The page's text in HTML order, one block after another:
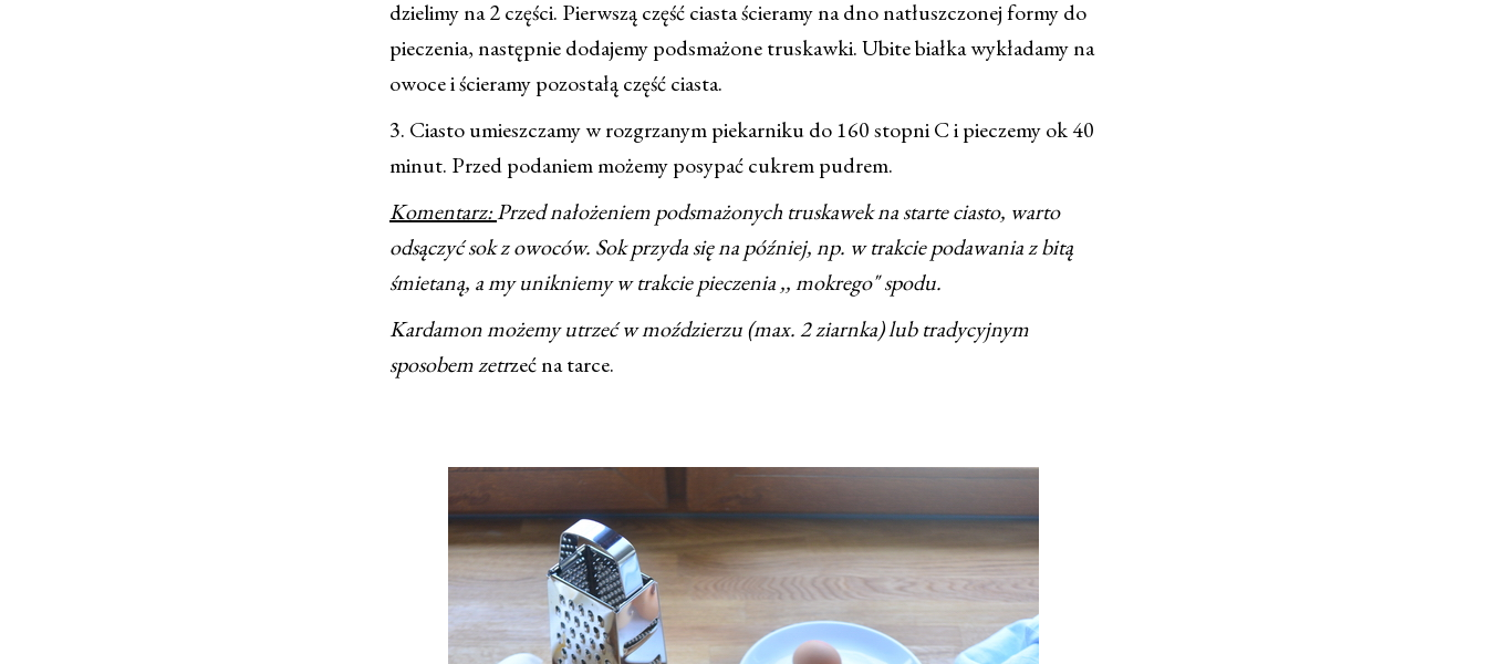
dzielimy na 2 części. Pierwszą część ciasta ścieramy na dno natłuszczonej formy do
pieczenia, następnie dodajemy podsmażone truskawki. Ubite białka wykładamy na
owoce i ścieramy pozostałą część ciasta.
3. Ciasto umieszczamy w rozgrzanym piekarniku do 160 stopni C i pieczemy ok 40
minut. Przed podaniem możemy posypać cukrem pudrem.
Komentarz:Przed nałożeniem podsmażonych truskawek na starte ciasto, warto
odsączyć sok z owoców. Sok przyda się na później, np. w trakcie podawania z bitą
śmietaną, a my unikniemy w trakcie pieczenia ,, mokrego" spodu.
Kardamon możemy utrzeć w moździerzu (max. 2 ziarnka) lub tradycyjnym
sposobem zetrzeć na tarce.